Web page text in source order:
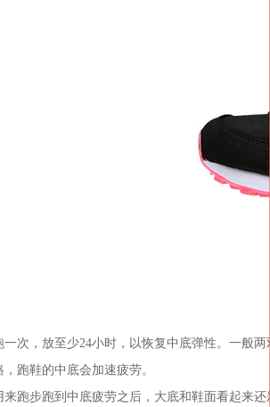
，放至少24小时，以恢复中底弹性。一般两
鞋的中底会加速疲劳。
步跑到中底疲劳之后，大底和鞋面看起来还